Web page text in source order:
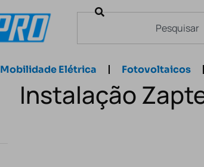
Mobilidade Elétrica Fotovoltaicos
Instalação